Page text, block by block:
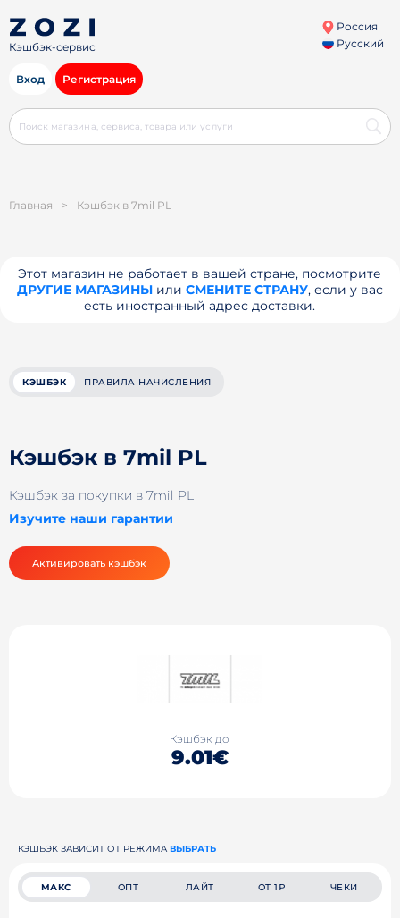
Кэшбэк-сервис
Россия
Русский
Вход Регистрация
Главная > Кэшбэк в 7mil PL
Этот магазин не работает в вашей стране, посмотрите
ДРУГИЕ МАГАЗИНЫили СМЕНИТЕ СТРАНУ, если у вас
есть иностранный адрес доставки.
КЭШБЭК ПРАВИЛА НАЧИСЛЕНИЯ
Кэшбэк в 7mil PL
Кэшбэк за покупки в 7mil PL
Изучите наши гарантии
Активировать кэшбэк
Кэшбэк до
9.01€
КЭШБЭК ЗАВИСИТ ОТ РЕЖИМА ВЫБРАТЬ
МАКС ОПТ ЛАЙТ ОТ 1₽ ЧЕКИ